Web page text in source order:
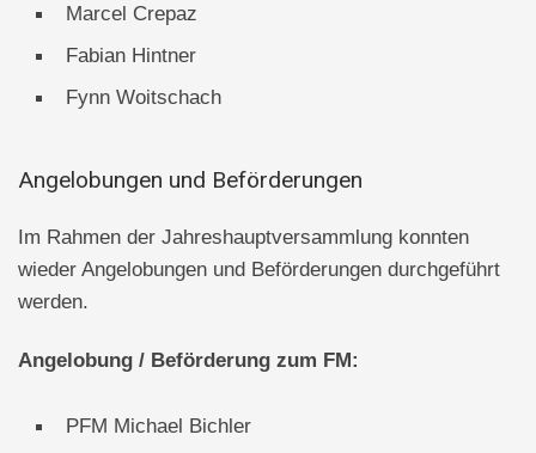
Marcel Crepaz
Fabian Hintner
Fynn Woitschach
Angelobungen und Beförderungen
Im Rahmen der Jahreshauptversammlung konnten
wieder Angelobungen und Beförderungen durchgeführt
werden.
Angelobung / Beförderung zum FM:
PFM Michael Bichler